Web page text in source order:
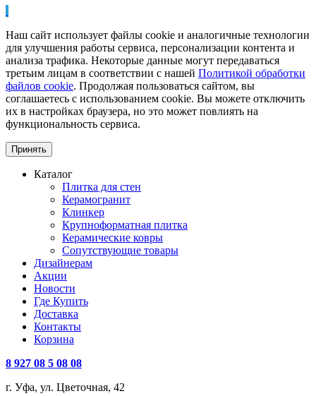
Наш сайт использует файлы cookie и аналогичные технологии
для улучшения работы сервиса, персонализации контента и
анализа трафика. Некоторые данные могут передаваться
третьим лицам в соответствии с нашей Политикой обработки
файлов cookie. Продолжая пользоваться сайтом, вы
соглашаетесь с использованием cookie. Вы можете отключить
их в настройках браузера, но это может повлиять на
функциональность сервиса.
Принять
Каталог
Плитка для стен
Керамогранит
Клинкер
Крупноформатная плитка
Керамические ковры
Сопутствующие товары
Дизайнерам
Акции
Новости
Где Купить
Доставка
Контакты
Корзина
8 927 08 5 08 08
г. Уфа, ул. Цветочная, 42